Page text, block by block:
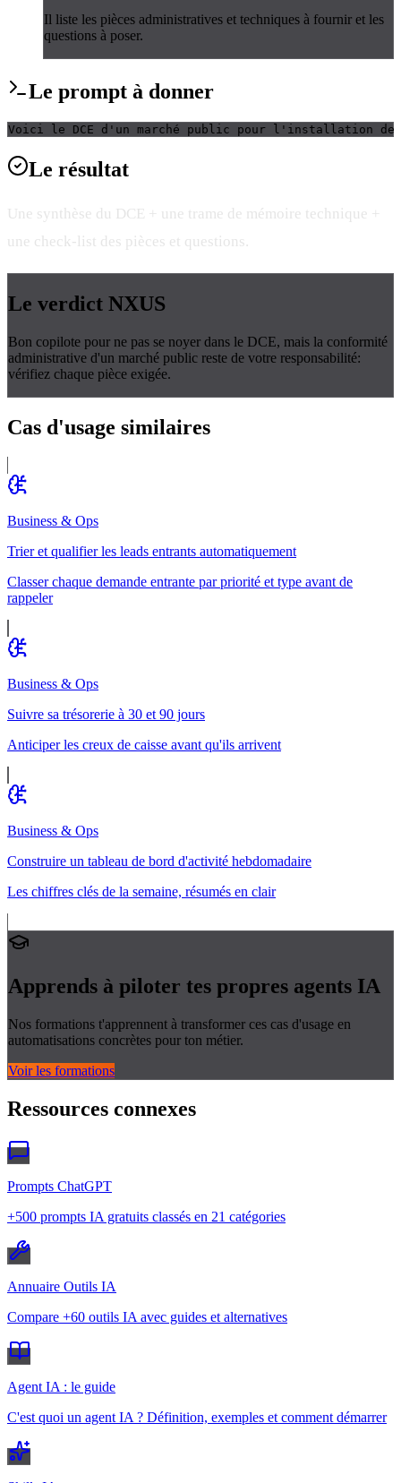
Il liste les pièces administratives et techniques à fournir et les
questions à poser.
Le prompt à donner
Voici le DCE d'un marché public pour l'installation de
Le résultat
Une synthèse du DCE + une trame de mémoire technique +
une check-list des pièces et questions.
Le verdict NXUS
Bon copilote pour ne pas se noyer dans le DCE, mais la conformité
administrative d'un marché public reste de votre responsabilité:
vérifiez chaque pièce exigée.
Cas d'usage similaires
Business & Ops
Trier et qualifier les leads entrants automatiquement
Classer chaque demande entrante par priorité et type avant de
rappeler
Business & Ops
Suivre sa trésorerie à 30 et 90 jours
Anticiper les creux de caisse avant qu'ils arrivent
Business & Ops
Construire un tableau de bord d'activité hebdomadaire
Les chiffres clés de la semaine, résumés en clair
Apprends à piloter tes propres agents IA
Nos formations t'apprennent à transformer ces cas d'usage en
automatisations concrètes pour ton métier.
Voir les formations
Ressources connexes
Prompts ChatGPT
+500 prompts IA gratuits classés en 21 catégories
Annuaire Outils IA
Compare +60 outils IA avec guides et alternatives
Agent IA : le guide
C'est quoi un agent IA ? Définition, exemples et comment démarrer